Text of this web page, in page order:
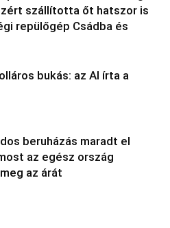
szállította őt hatszor is
repülőgép Csádba és
bukás: az AI írta a
beruházás maradt el
az egész ország
az árát